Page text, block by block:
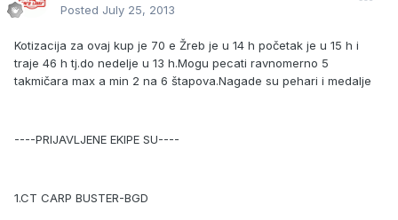
Posted July 25, 2013
Kotizacija za ovaj kup je 70 e Žreb je u 14 h početak je u 15 h i
traje 46 h tj.do nedelje u 13 h.Mogu pecati ravnomerno 5
takmičara max a min 2 na 6 štapova.Nagade su pehari i medalje
----PRIJAVLJENE EKIPE SU----
1.CT CARP BUSTER-BGD